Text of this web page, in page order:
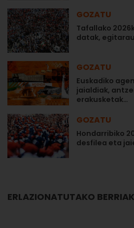
GOZATU
Tafallako
datak,
GOZATU
Euskadiko
jaialdiak,
erakusketak…
GOZATU
Hondarribiko
desfilea eta
ERLAZIONATUTAKO BERRIAK